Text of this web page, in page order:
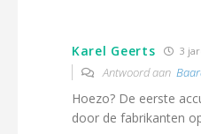
Karel Geerts 3
Antwoord aan
Hoezo? De eerste
door de fabrikanten